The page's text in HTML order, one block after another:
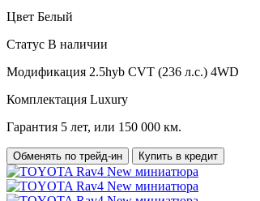
Цвет Белый
Статус В наличии
Модификация 2.5hyb CVT (236 л.с.) 4WD
Комплектация Luxury
Гарантия 5 лет, или 150 000 км.
Обменять по трейд-ин Купить в кредит